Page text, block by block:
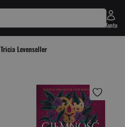
Konto
Tricia Levenseller